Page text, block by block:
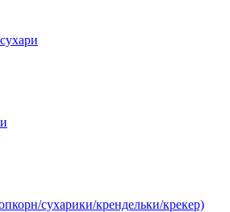
сухарики/крендельки/крекер)